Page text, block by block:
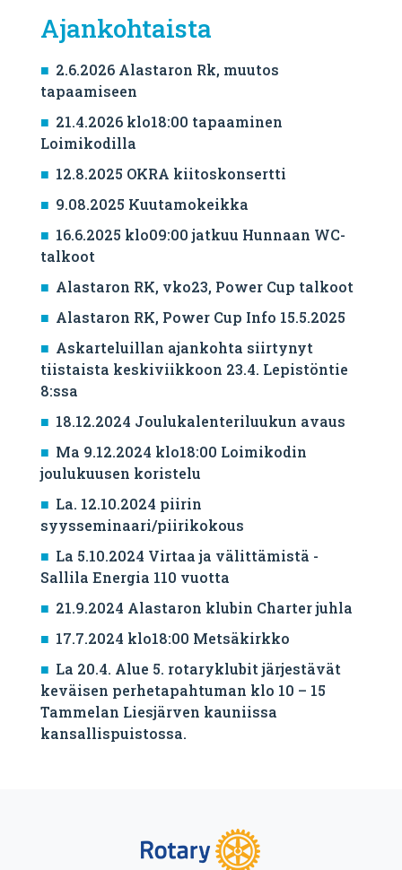
Ajankohtaista
2.6.2026 Alastaron Rk, muutos
tapaamiseen
21.4.2026 klo18:00 tapaaminen
Loimikodilla
12.8.2025 OKRA kiitoskonsertti
9.08.2025 Kuutamokeikka
16.6.2025 klo09:00 jatkuu Hunnaan WC-
talkoot
Alastaron RK, vko23, Power Cup talkoot
Alastaron RK, Power Cup Info 15.5.2025
Askarteluillan ajankohta siirtynyt
tiistaista keskiviikkoon 23.4. Lepistöntie
8:ssa
18.12.2024 Joulukalenteriluukun avaus
Ma 9.12.2024 klo18:00 Loimikodin
joulukuusen koristelu
La. 12.10.2024 piirin
syysseminaari/piirikokous
La 5.10.2024 Virtaa ja välittämistä -
Sallila Energia 110 vuotta
21.9.2024 Alastaron klubin Charter juhla
17.7.2024 klo18:00 Metsäkirkko
La 20.4. Alue 5. rotaryklubit järjestävät
keväisen perhetapahtuman klo 10 – 15
Tammelan Liesjärven kauniissa
kansallispuistossa.